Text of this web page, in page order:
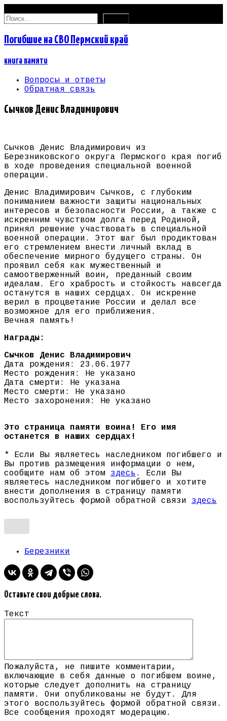
Найти:
Погибшие на СВО Пермский край
книга памяти
Вопросы и ответы
Обратная связь
Сычков Денис Владимирович
Сычков Денис Владимирович из
Березниковского округа Пермского края погиб
в ходе проведения специальной военной
операции.
Денис Владимирович Сычков, с глубоким
пониманием важности защиты национальных
интересов и безопасности России, а также с
искренним чувством долга перед Родиной,
принял решение участвовать в специальной
военной операции. Этот шаг был продиктован
его стремлением внести личный вклад в
обеспечение мирного будущего страны. Он
проявил себя как мужественный и
самоотверженный воин, преданный своим
идеалам. Его храбрость и стойкость навсегда
останутся в наших сердцах. Он искренне
верил в процветание России и делал все
возможное для его приближения.
Вечная память!
Награды:
Сычков Денис Владимирович
Дата рождения: 23.06.1977
Место рождения: Не указано
Дата смерти: Не указана
Место смерти: Не указано
Место захоронения: Не указано
Это страница памяти воина! Его имя
останется в наших сердцах!
* Если Вы являетесь наследником погибшего и
Вы против размещения информации о нем,
сообщите нам об этом здесь . Если Вы
являетесь наследником погибшего и хотите
внести дополнения в страницу памяти
воспользуйтесь формой обратной связи здесь
Березники
Оставьте свои добрые слова.
Текст
Пожалуйста, не пишите комментарии,
включающие в себя данные о погибшем воине,
которые следует дополнить на страницу
памяти. Они опубликованы не будут. Для
этого воспользуйтесь формой обратной связи.
Все сообщения проходят модерацию.